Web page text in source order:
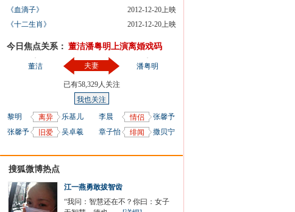
《血滴子》
2012-12-20上映
《十二生肖》
2012-12-20上映
今日焦点关系： 董洁潘粤明上演离婚戏码
董洁 夫妻
已有58,329人关注
我也关注
潘粤明
黎明 离异
乐基儿
张馨予
旧爱 吴卓羲
李晨 情侣
张馨予
章子怡
绯闻 撒贝宁
搜狐微博热点
江一燕勇敢拔智齿
“我问：智慧还在不？你曰：女子